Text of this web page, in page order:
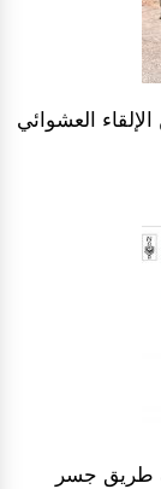
العشوائي
طريق جسر